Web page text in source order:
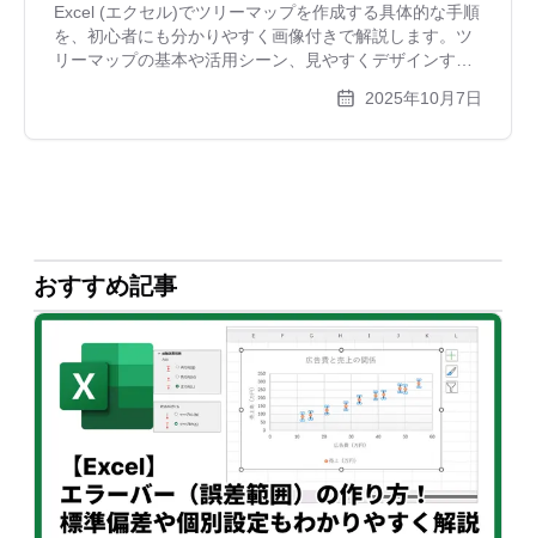
Excel (エクセル)でツリーマップを作成する具体的な手順
を、初心者にも分かりやすく画像付きで解説します。ツ
リーマップの基本や活用シーン、見やすくデザインする
り簡単でおしゃれなグラフが作れるオンラインツールも
2025年10月7日
おすすめ記事